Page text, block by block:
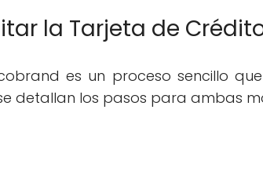
la Tarjeta de
es un proceso sencillo
detallan los pasos para ambas